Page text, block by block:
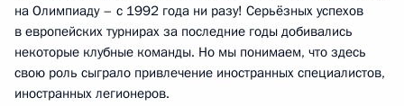
на Олимпиаду – с 1992 года ни разу! Серьёзных успехов
в европейских турнирах за последние годы добивались
некоторые клубные команды. Но мы понимаем, что здесь
свою роль сыграло привлечение иностранных специалистов,
иностранных легионеров.